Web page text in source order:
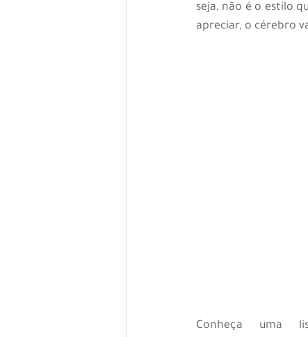
seja, não é o estilo
apreciar, o cérebro
Conheça uma